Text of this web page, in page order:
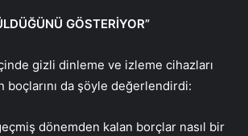
GÖSTERİYOR”
gizli dinleme ve izleme cihazları
boçlarını da şöyle değerlendirdi:
dönemden kalan borçlar nasıl bir